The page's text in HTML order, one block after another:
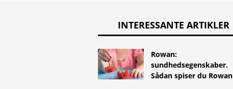
INTERESSANTE ARTIKLER
Rowan:
sundhedsegenskaber.
Sådan spiser du Rowan